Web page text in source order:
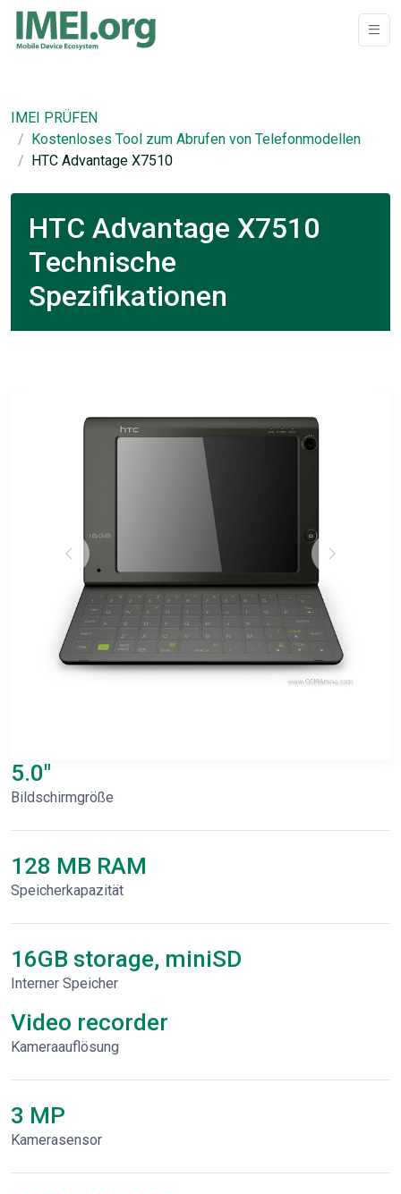
IMEI PRÜFEN
Kostenloses Tool zum Abrufen von Telefonmodellen
HTC Advantage X7510
HTC Advantage X7510
Technische
Spezifikationen
5.0"
Bildschirmgröße
128 MB RAM
Speicherkapazität
16GB storage, miniSD
Interner Speicher
Video recorder
Kameraauflösung
3 MP
Kamerasensor